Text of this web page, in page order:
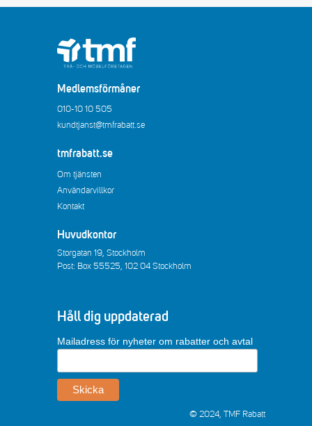
Medlemsförmåner
010-10 10 505
kundtjanst@tmfrabatt.se
tmfrabatt.se
Om tjänsten
Användarvillkor
Kontakt
Huvudkontor
Storgatan 19, Stockholm
Post: Box 55525, 102 04 Stockholm
Håll dig uppdaterad
Mailadress för nyheter om rabatter och avtal
© 2024, TMF Rabatt